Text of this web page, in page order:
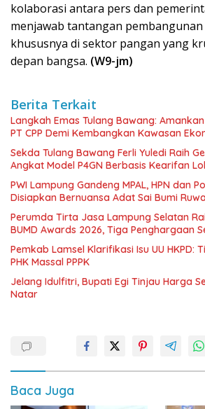
kolaborasi antara pers dan
menjawab tantangan
khususnya di sektor pangan yang
depan bangsa. (W9-jm)
Berita Terkait
Langkah Emas Tulang Bawang:
PT CPP Demi Kembangkan Kawasan
Sekda Tulang Bawang Ferli Yuledi Raih
Angkat Model P4GN Berbasis Kearifan
PWI Lampung Gandeng MPAL, HPN dan
Disiapkan Bernuansa Adat Sai Bumi
Perumda Tirta Jasa Lampung Selatan
BUMD Awards 2026, Tiga Penghargaan
Pemkab Lamsel Klarifikasi Isu UU HKPD:
PHK Massal PPPK
Jelang Idulfitri, Bupati Egi Tinjau Harga
Natar
Baca Juga